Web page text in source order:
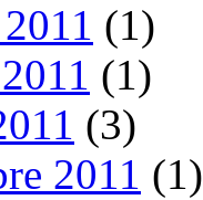
(1)
(1)
(3)
2011 (1)